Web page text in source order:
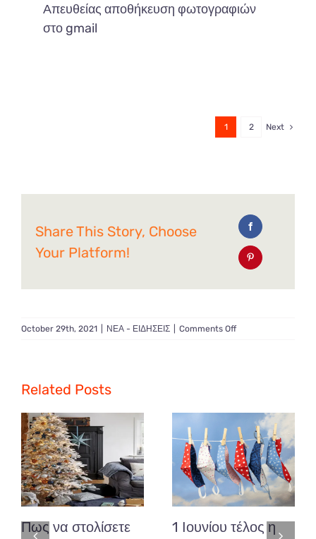
Απευθείας αποθήκευση φωτογραφιών
στο gmail
1 2 Next
Share This Story, Choose
Your Platform!
October 29th, 2021 ΝΕΑ - ΕΙΔΗΣΕΙΣ Comments Offon
σχολικής
κάρτας.
Related Posts
Πως να στολίσετε 1 Ιουνίου τέλος η